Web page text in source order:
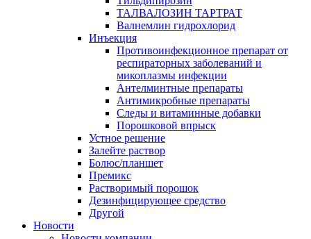
ТАЛВАЛОЗИН ТАРТРАТ
Валнемлин гидрохлорид
Инъекция
Противоинфекционное препарат от
респираторных заболеваний и
микоплазмы инфекции
Антелминтные препараты
Антимикробные препараты
Следы и витаминные добавки
Порошковой впрыск
Устное решение
Залейте раствор
Болюс/планшет
Премикс
Растворимый порошок
Дезинфицирующее средство
Другой
Новости